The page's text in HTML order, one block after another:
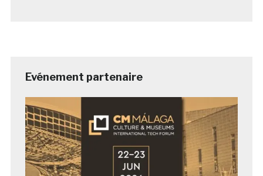
Evénement partenaire